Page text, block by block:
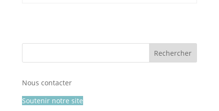
Nous contacter
Soutenir notre site